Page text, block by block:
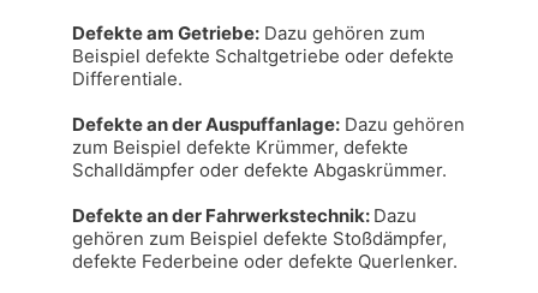
Defekte am Getriebe: Dazu gehören zum
Beispiel defekte Schaltgetriebe oder defekte
Differentiale.
Defekte an der Auspuffanlage: Dazu gehören
zum Beispiel defekte Krümmer, defekte
Schalldämpfer oder defekte Abgaskrümmer.
Defekte an der Fahrwerkstechnik: Dazu
gehören zum Beispiel defekte Stoßdämpfer,
defekte Federbeine oder defekte Querlenker.